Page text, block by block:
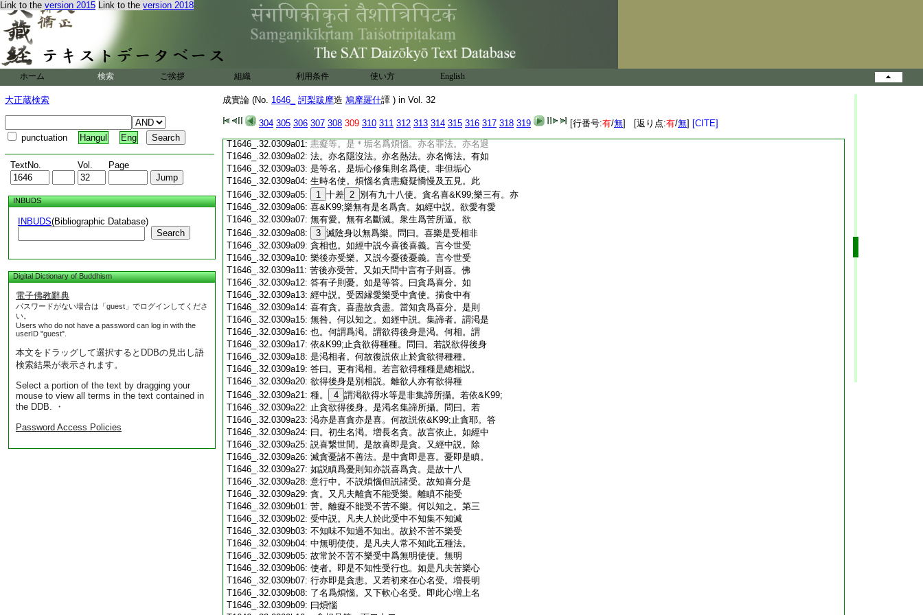
Link to the version 2015 Link to the version 2018
ホーム 検索 ご挨拶 組織 利用条件 使い方 English
大正蔵検索
punctuation Hangul Eng
TextNo. Vol. Page
INBUDS
INBUDS(Bibliographic Database)
Search
Digital Dictionary of Buddhism
電子佛教辭典
パスワードがない場合は「guest」でログインしてくださ
い。
Users who do not have a password can log in with the
userID "guest".
本文をドラッグして選択するとDDBの見出し語
検索結果が表示されます。
Select a portion of the text by dragging your
mouse to view all terms in the text contained in
the DDB. ・
Password Access Policies
成實論 (No. 1646_ 訶梨跋摩造 鳩摩羅什譯 ) in Vol. 32
304 305 306 307 308 309 310 311 312 313 314 315 316 317 318 319 [行番号:有/無] [返り点:有/無] [CITE]
T1646_.32.0308c19:有身。智者如是思惟則欲知四諦。故知業
T1646_.32.0308c20:爲身因。又若因縁不具則不受身。如地乾
T1646_.32.0308c21: 種焦則一切 10
牙不生。如是識處地無愛水
T1646_.32.0308c22:潤業種。爲眞智所焦。後身＊牙則不生。智
者知是事故。欲乾識處地焦 11
業種子。則
勤加精進。故知業是受身因縁。業論竟
T1646_.32.0308c25:集諦聚中煩惱論 12
初煩惱相品第一百
T1646_.32.0308c26: 二十一
T1646_.32.0308c27:論者言。已説諸業諸煩惱。今當説垢心行
T1646_.32.0308c28: 名爲煩惱。問曰。何謂爲垢。答曰。若心能令
T1646_.32.0309a01: 恚癡等。是＊垢名爲煩惱。亦名罪法。亦名退
T1646_.32.0309a02: 法。亦名隱沒法。亦名熱法。亦名悔法。有如
T1646_.32.0309a03: 是等名。是垢心修集則名爲使。非但垢心
T1646_.32.0309a04: 生時名使。煩惱名貪恚癡疑憍慢及五見。此
T1646_.32.0309a05:
1 十差 2 別有九十八使。貪名喜&K99;樂三有。亦
T1646_.32.0309a06: 喜&K99;樂無有是名爲貪。如經中説。欲愛有愛
T1646_.32.0309a07: 無有愛。無有名斷滅。衆生爲苦所逼。欲
T1646_.32.0309a08:
3 滅陰身以無爲樂。問曰。喜樂是受相非
T1646_.32.0309a09: 貪相也。如經中説今喜後喜義。言今世受
T1646_.32.0309a10: 樂後亦受樂。又説今憂後憂義。言今世受
T1646_.32.0309a11: 苦後亦受苦。又如天問中言有子則喜。佛
T1646_.32.0309a12: 答有子則憂。如是等答。曰貪爲喜分。如
T1646_.32.0309a13: 經中説。受因縁愛樂受中貪使。揣食中有
T1646_.32.0309a14: 喜有貪。喜盡故貪盡。當知貪爲喜分。是則
T1646_.32.0309a15: 無咎。何以知之。如經中説。集諦者。謂渇是
T1646_.32.0309a16: 也。何謂爲渇。謂欲得後身是渇。何相。謂
T1646_.32.0309a17: 依&K99;止貪欲得種種。問曰。若説欲得後身
T1646_.32.0309a18: 是渇相者。何故復説依止於貪欲得種種。
T1646_.32.0309a19: 答曰。更有渇相。若言欲得種種是總相説。
T1646_.32.0309a20: 欲得後身是別相説。離欲人亦有欲得種
T1646_.32.0309a21: 種。 4 謂渇欲得水等是非集諦所攝。若依&K99;
T1646_.32.0309a22: 止貪欲得後身。是渇名集諦所攝。問曰。若
T1646_.32.0309a23: 渇亦是喜貪亦是喜。何故説依&K99;止貪耶。答
T1646_.32.0309a24: 曰。初生名渇。増長名貪。故言依止。如經中
T1646_.32.0309a25: 説喜繋世間。是故喜即是貪。又經中説。除
T1646_.32.0309a26: 滅貪憂諸不善法。是中貪即是喜。憂即是瞋。
T1646_.32.0309a27: 如説瞋爲憂則知亦説喜爲貪。是故十八
T1646_.32.0309a28: 意行中。不説煩惱但説諸受。故知喜分是
T1646_.32.0309a29: 貪。又凡夫離貪不能受樂。離瞋不能受
T1646_.32.0309b01: 苦。離癡不能受不苦不樂。何以知之。第三
T1646_.32.0309b02: 受中説。凡夫人於此受中不知集不知滅
T1646_.32.0309b03: 不知味不知過不知出。故於不苦不樂受
T1646_.32.0309b04: 中無明使使。是凡夫人常不知此五種法。
T1646_.32.0309b05: 故常於不苦不樂受中爲無明使使。無明
T1646_.32.0309b06: 使者。即是不知性受行也。如是凡夫苦樂心
T1646_.32.0309b07: 行亦即是貪恚。又若初來在心名受。増長明
T1646_.32.0309b08: 了名爲煩惱。又下軟心名受。即此心増上名
T1646_.32.0309b09: 曰煩惱